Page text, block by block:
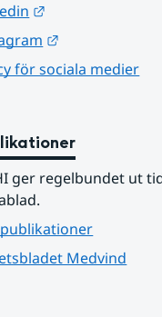
för sociala medier
ger regelbundet ut
Medvind